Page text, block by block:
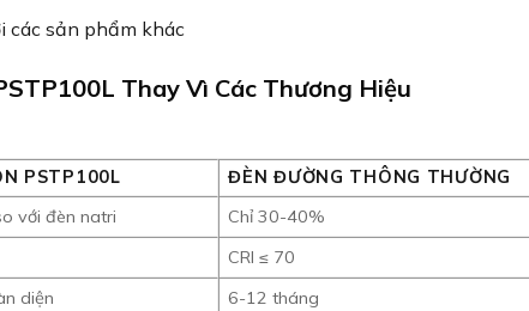
Thay Vì Các Thương Hiệu
PSTP100L
ĐÈN ĐƯỜNG THÔNG THƯỜNG
với đèn natri
Chỉ 30-40%
CRI ≤ 70
diện
6-12 tháng